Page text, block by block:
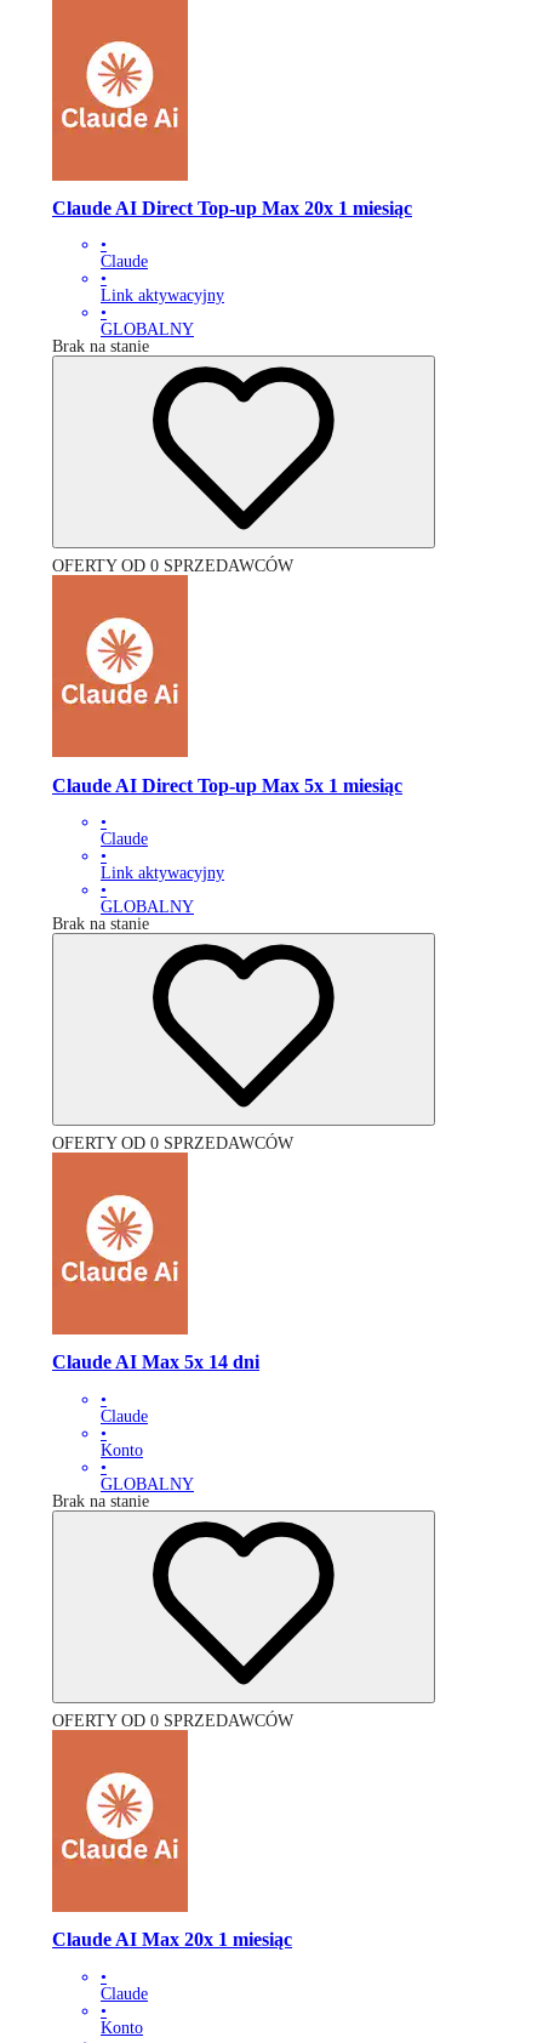
Claude AI Direct Top-up Max 20x 1 miesiąc
•
Claude
•
Link aktywacyjny
•
GLOBALNY
Brak na stanie
OFERTY OD 0 SPRZEDAWCÓW
Claude AI Direct Top-up Max 5x 1 miesiąc
•
Claude
•
Link aktywacyjny
•
GLOBALNY
Brak na stanie
OFERTY OD 0 SPRZEDAWCÓW
Claude AI Max 5x 14 dni
•
Claude
•
Konto
•
GLOBALNY
Brak na stanie
OFERTY OD 0 SPRZEDAWCÓW
Claude AI Max 20x 1 miesiąc
•
Claude
•
Konto